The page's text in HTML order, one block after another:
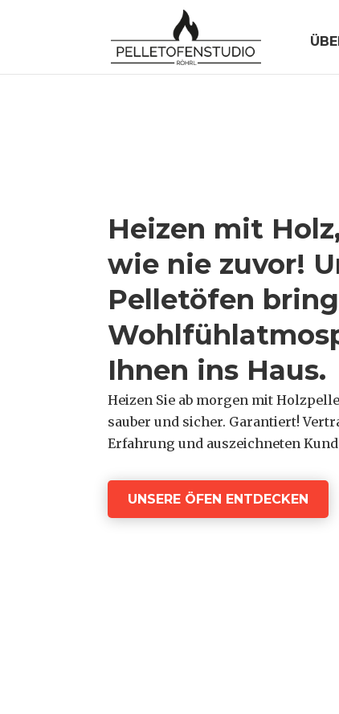
Heizen mit
wie nie zuvor!
Pelletöfen
Ihnen ins Haus.
Heizen Sie ab morgen mit
sauber und sicher. Garantiert!
Erfahrung und auszeichneten
UNSERE ÖFEN ENTDECKEN